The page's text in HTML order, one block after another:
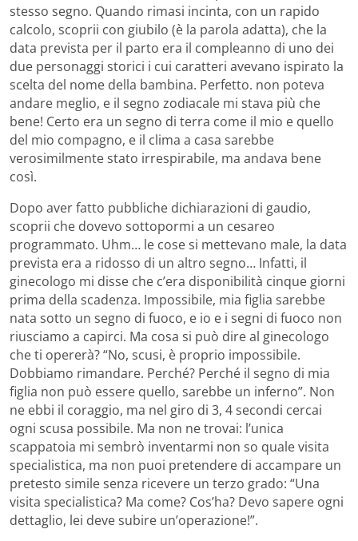
stesso segno. Quando rimasi incinta, con un rapido
calcolo, scoprii con giubilo (è la parola adatta), che la
data prevista per il parto era il compleanno di uno dei
due personaggi storici i cui caratteri avevano ispirato la
scelta del nome della bambina. Perfetto. non poteva
andare meglio, e il segno zodiacale mi stava più che
bene! Certo era un segno di terra come il mio e quello
del mio compagno, e il clima a casa sarebbe
verosimilmente stato irrespirabile, ma andava bene
così.
Dopo aver fatto pubbliche dichiarazioni di gaudio,
scoprii che dovevo sottopormi a un cesareo
programmato. Uhm… le cose si mettevano male, la data
prevista era a ridosso di un altro segno… Infatti, il
ginecologo mi disse che c’era disponibilità cinque giorni
prima della scadenza. Impossibile, mia figlia sarebbe
nata sotto un segno di fuoco, e io e i segni di fuoco non
riusciamo a capirci. Ma cosa si può dire al ginecologo
che ti opererà? “No, scusi, è proprio impossibile.
Dobbiamo rimandare. Perché? Perché il segno di mia
figlia non può essere quello, sarebbe un inferno”. Non
ne ebbi il coraggio, ma nel giro di 3, 4 secondi cercai
ogni scusa possibile. Ma non ne trovai: l’unica
scappatoia mi sembrò inventarmi non so quale visita
specialistica, ma non puoi pretendere di accampare un
pretesto simile senza ricevere un terzo grado: “Una
visita specialistica? Ma come? Cos’ha? Devo sapere ogni
dettaglio, lei deve subire un’operazione!”.